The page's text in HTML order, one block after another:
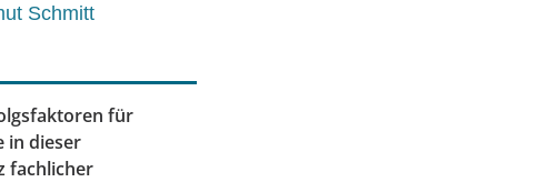
Schmitt
für
in dieser
fachlicher